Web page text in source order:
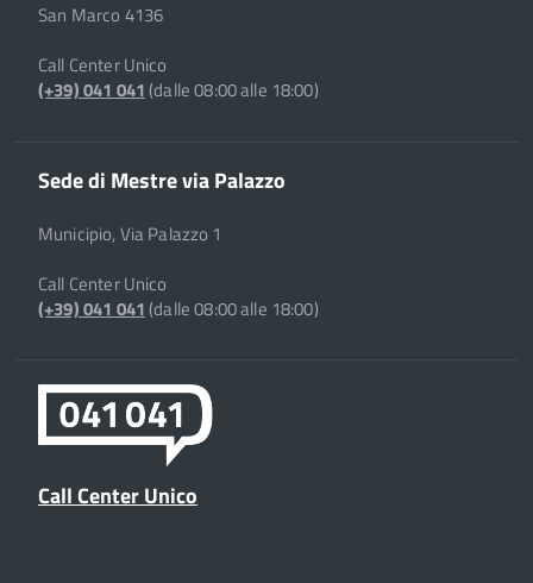
San Marco 4136
Call Center Unico
(+39) 041 041(dalle 08:00 alle 18:00)
Sede di Mestre via Palazzo
Municipio, Via Palazzo 1
Call Center Unico
(+39) 041 041(dalle 08:00 alle 18:00)
Call Center Unico